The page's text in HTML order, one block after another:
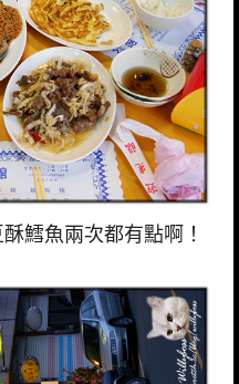
魚兩次都有點啊！